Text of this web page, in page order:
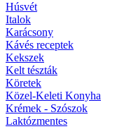
Húsvét
Italok
Karácsony
Kávés receptek
Kekszek
Kelt tészták
Köretek
Közel-Keleti Konyha
Krémek - Szószok
Laktózmentes